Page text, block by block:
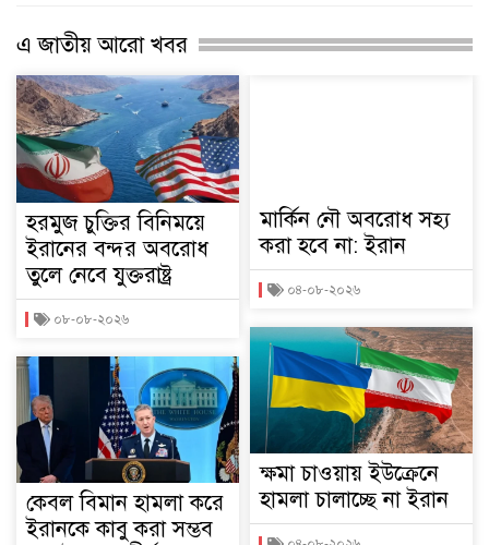
এ জাতীয় আরো খবর
হরমুজ চুক্তির বিনিময়ে
ইরানের বন্দর অবরোধ
তুলে নেবে যুক্তরাষ্ট্র
০৮-০৮-২০২৬
কেবল বিমান হামলা করে
ইরানকে কাবু করা সম্ভব
মার্কিন নৌ অবরোধ সহ্য
করা হবে না: ইরান
০৪-০৮-২০২৬
ক্ষমা চাওয়ায় ইউক্রেনে
হামলা চালাচ্ছে না ইরান